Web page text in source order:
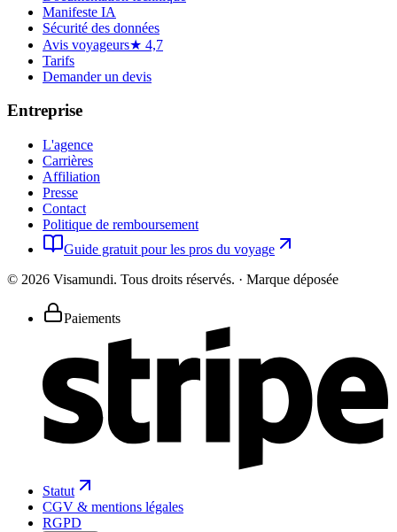
Manifeste IA
Sécurité des données
Avis voyageurs★ 4,7
Tarifs
Demander un devis
Entreprise
L'agence
Carrières
Affiliation
Presse
Contact
Politique de remboursement
Guide gratuit pour les pros du voyage
© 2026 Visamundi. Tous droits réservés. · Marque déposée
Paiements
Statut
CGV & mentions légales
RGPD